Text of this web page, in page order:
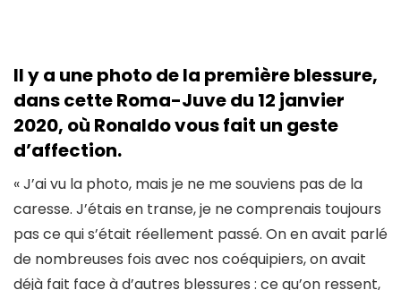
Il y a une photo de la première blessure,
dans cette Roma-Juve du 12 janvier
2020, où Ronaldo vous fait un geste
d’affection.
« J’ai vu la photo, mais je ne me souviens pas de la
caresse. J’étais en transe, je ne comprenais toujours
pas ce qui s’était réellement passé. On en avait parlé
de nombreuses fois avec nos coéquipiers, on avait
déjà fait face à d’autres blessures : ce qu’on ressent,